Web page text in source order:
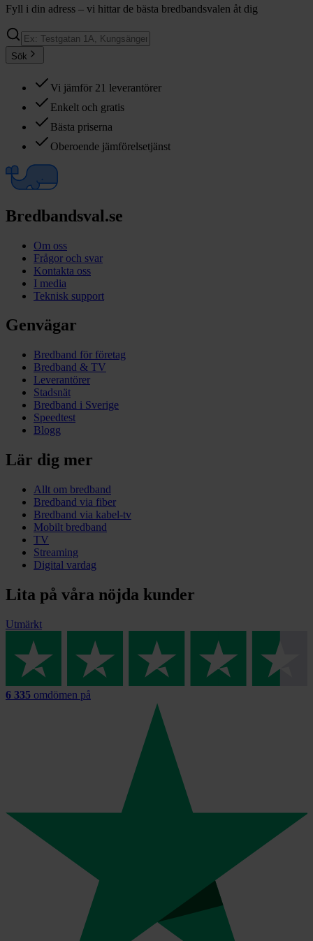
Fyll i din adress – vi hittar de bästa bredbandsvalen åt dig
Sök
Vi jämför 21 leverantörer
Enkelt och gratis
Bästa priserna
Oberoende jämförelsetjänst
Bredbandsval.se
Om oss
Frågor och svar
Kontakta oss
I media
Teknisk support
Genvägar
Bredband för företag
Bredband & TV
Leverantörer
Stadsnät
Bredband i Sverige
Speedtest
Blogg
Lär dig mer
Allt om bredband
Bredband via fiber
Bredband via kabel-tv
Mobilt bredband
TV
Streaming
Digital vardag
Lita på våra nöjda kunder
Utmärkt
6 335 omdömen på